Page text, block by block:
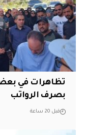
تظاهرات في بعض
بصرف الرواتب
قبل 20 ساعة